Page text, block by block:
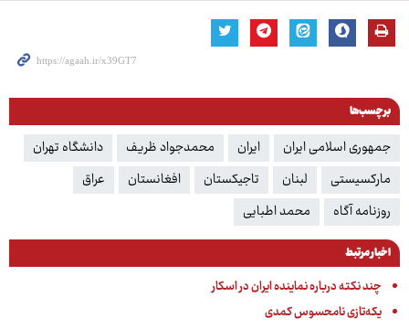
برچسب‌ها
جمهوری اسلامی ایران ایران محمدجواد ظریف
دانشگاه تهران
مارکسیستی
لبنان تاجیکستان افغانستان
عراق
روزنامه آگاه
محمد اطبایی
اخبار مرتبط
چند نکته درباره نماینده ایران در اسکار
یکه‌تازی نامحسوس کمدی